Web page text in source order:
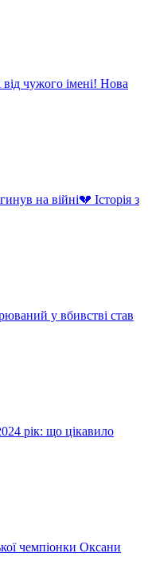
чужого імені! Нова
на війні💔 Історія з
у вбивстві став
рік: що цікавило
чемпіонки Оксани